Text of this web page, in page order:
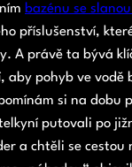
bazénu se
příslušenství,
A právě ta bývá
aby pohyb ve vodě
si na dobu
putovali po
a chtěli se cestou